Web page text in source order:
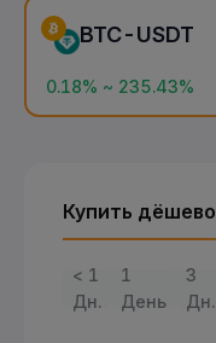
BTC-USDT
0.18% ~ 235.43%
Купить дёшево
< 1
Дн.
1
День
3
Дн.